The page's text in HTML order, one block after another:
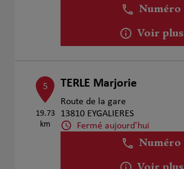
Numéro
Voir plus
5
19.73
km
TERLE Marjorie
Route de la gare
13810 EYGALIERES
Fermé aujourd'hui
Numéro